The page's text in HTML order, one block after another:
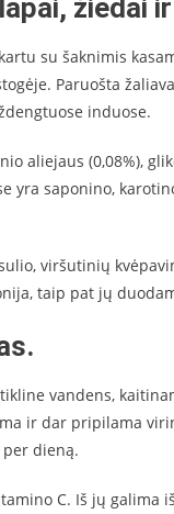
žiedai
su šaknimis
Paruošta
induose.
aliejaus (0,08%),
saponino,
viršutinių
taip pat jų
vandens,
ir dar pripilama
dieną.
C. Iš jų